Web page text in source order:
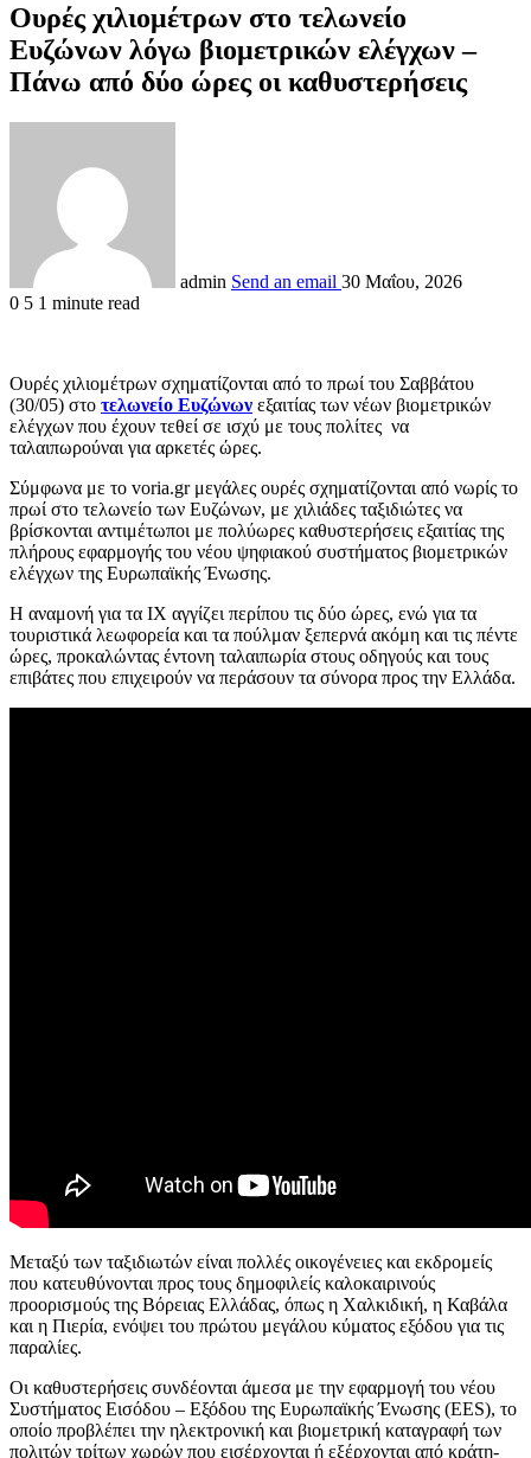
Ουρές χιλιομέτρων στο τελωνείο
Ευζώνων λόγω βιομετρικών ελέγχων –
Πάνω από δύο ώρες οι καθυστερήσεις
admin Send an email 30 Μαΐου, 2026
0 5 1 minute read
Ουρές χιλιομέτρων σχηματίζονται από το πρωί του Σαββάτου
(30/05) στο τελωνείο Ευζώνων εξαιτίας των νέων βιομετρικών
ελέγχων που έχουν τεθεί σε ισχύ με τους πολίτες να
ταλαιπωρούναι για αρκετές ώρες.
Σύμφωνα με το voria.gr μεγάλες ουρές σχηματίζονται από νωρίς το
πρωί στο τελωνείο των Ευζώνων, με χιλιάδες ταξιδιώτες να
βρίσκονται αντιμέτωποι με πολύωρες καθυστερήσεις εξαιτίας της
πλήρους εφαρμογής του νέου ψηφιακού συστήματος βιομετρικών
ελέγχων της Ευρωπαϊκής Ένωσης.
Η αναμονή για τα ΙΧ αγγίζει περίπου τις δύο ώρες, ενώ για τα
τουριστικά λεωφορεία και τα πούλμαν ξεπερνά ακόμη και τις πέντε
ώρες, προκαλώντας έντονη ταλαιπωρία στους οδηγούς και τους
επιβάτες που επιχειρούν να περάσουν τα σύνορα προς την Ελλάδα.
Μεταξύ των ταξιδιωτών είναι πολλές οικογένειες και εκδρομείς
που κατευθύνονται προς τους δημοφιλείς καλοκαιρινούς
προορισμούς της Βόρειας Ελλάδας, όπως η Χαλκιδική, η Καβάλα
και η Πιερία, ενόψει του πρώτου μεγάλου κύματος εξόδου για τις
παραλίες.
Οι καθυστερήσεις συνδέονται άμεσα με την εφαρμογή του νέου
Συστήματος Εισόδου – Εξόδου της Ευρωπαϊκής Ένωσης (EES), το
οποίο προβλέπει την ηλεκτρονική και βιομετρική καταγραφή των
πολιτών τρίτων χωρών που εισέρχονται ή εξέρχονται από κράτη-